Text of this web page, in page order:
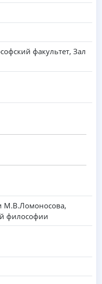
факультет, Зал
M.B.Ломоносова,
философии